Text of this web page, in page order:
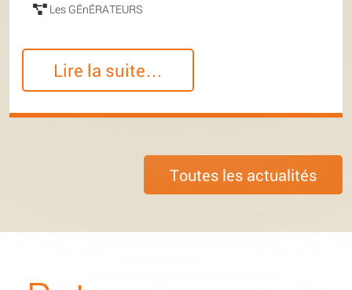
Les GÉnÉRATEURS
Lire la suite…
Toutes les actualités